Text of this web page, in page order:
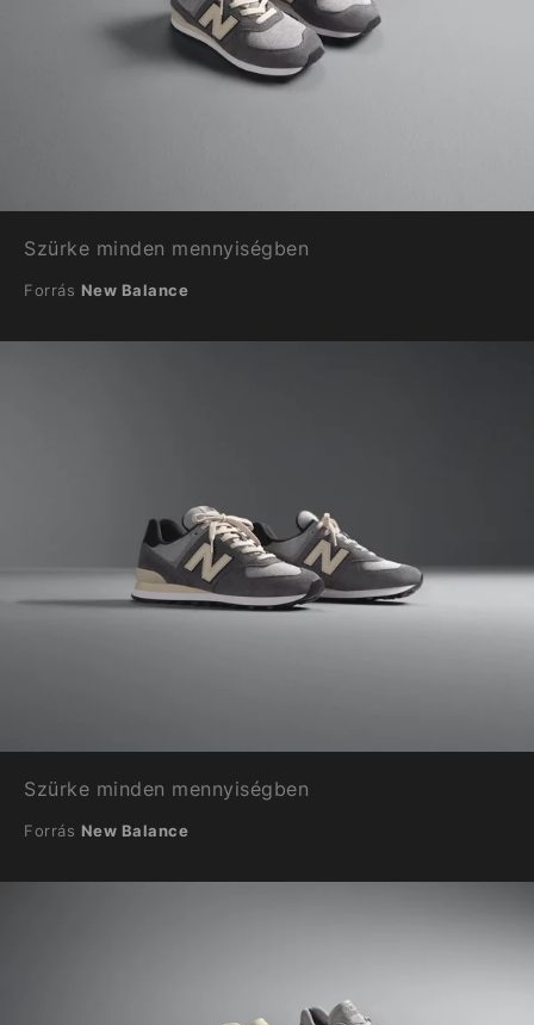
Szürke minden mennyiségben
Forrás New Balance
Szürke minden mennyiségben
Forrás New Balance